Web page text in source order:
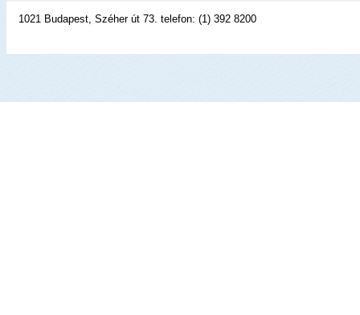
1021 Budapest, Széher út 73. telefon: (1) 392 8200